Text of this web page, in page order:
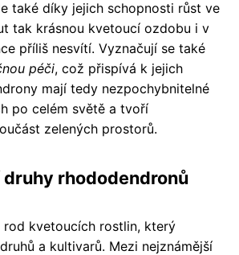
také díky jejich schopnosti růst ve
tak krásnou kvetoucí ozdobu i v
příliš nesvítí. Vyznačují se také
péči, což přispívá k jejich
mají tedy nezpochybnitelné
po celém světě a tvoří
zelených prostorů.
rhododendronů
rod kvetoucích rostlin, který
a kultivarů. Mezi nejznámější